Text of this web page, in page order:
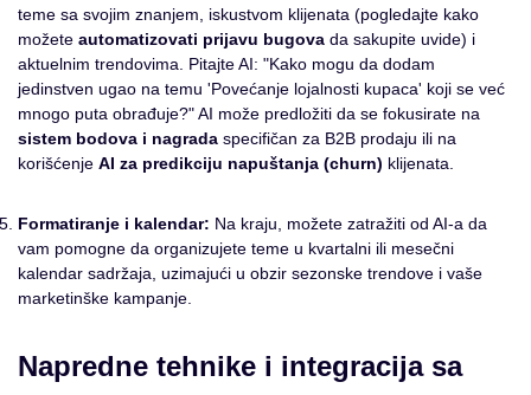
teme sa svojim znanjem, iskustvom klijenata (pogledajte kako
možete automatizovati prijavu bugova da sakupite uvide) i
aktuelnim trendovima. Pitajte AI: "Kako mogu da dodam
jedinstven ugao na temu 'Povećanje lojalnosti kupaca' koji se već
mnogo puta obrađuje?" AI može predložiti da se fokusirate na
sistem bodova i nagrada specifičan za B2B prodaju ili na
korišćenje AI za predikciju napuštanja (churn) klijenata.
Formatiranje i kalendar: Na kraju, možete zatražiti od AI-a da
vam pomogne da organizujete teme u kvartalni ili mesečni
kalendar sadržaja, uzimajući u obzir sezonske trendove i vaše
marketinške kampanje.
Napredne tehnike i integracija sa